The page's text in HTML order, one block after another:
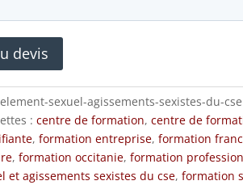
devis
sexuel-agissements-sexistes-du-cse
: centre de formation, centre de
, formation entreprise, formation
, formation occitanie, formation
et agissements sexistes du cse, formation